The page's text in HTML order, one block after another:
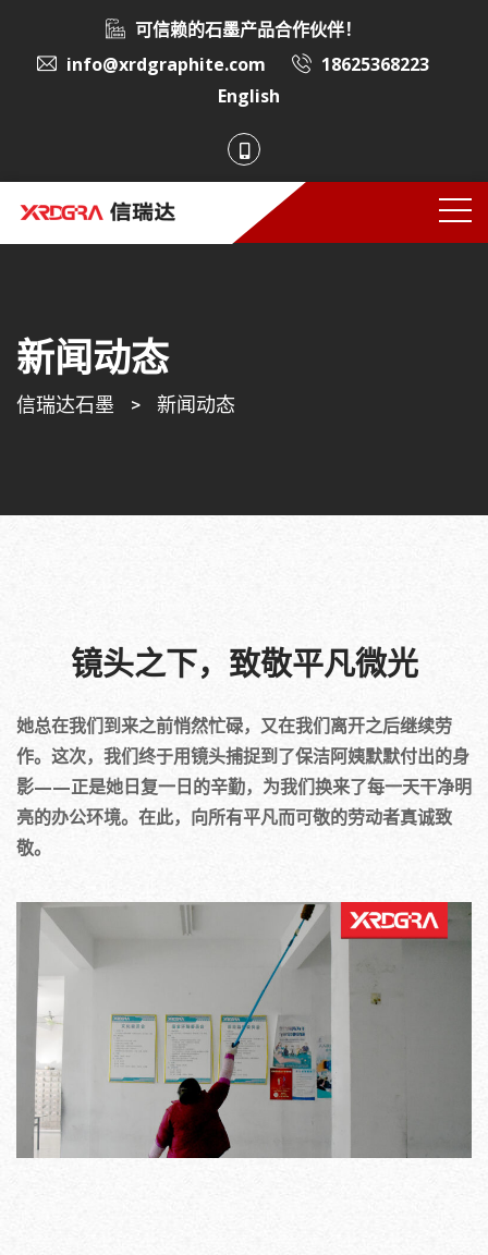
可信赖的石墨产品合作伙伴！
info@xrdgraphite.com
18625368223
English
新闻动态
信瑞达石墨 > 新闻动态
镜头之下，致敬平凡微光
她总在我们到来之前悄然忙碌，又在我们离开之后继续劳
作。这次，我们终于用镜头捕捉到了保洁阿姨默默付出的身
影——正是她日复一日的辛勤，为我们换来了每一天干净明
亮的办公环境。在此，向所有平凡而可敬的劳动者真诚致
敬。